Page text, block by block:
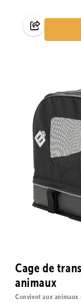
Cage de
animaux
Convient aux